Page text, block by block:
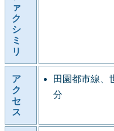
ァ
ク
シ
ミ
リ
ア
ク
セ
ス
田園都市線、
分